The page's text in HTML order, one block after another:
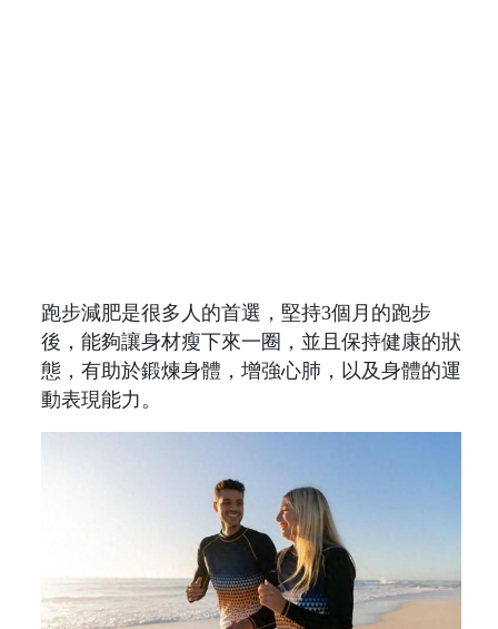
跑步減肥是很多人的首選，堅持3個月的跑步
後，能夠讓身材瘦下來一圈，並且保持健康的狀
態，有助於鍛煉身體，增強心肺，以及身體的運
動表現能力。